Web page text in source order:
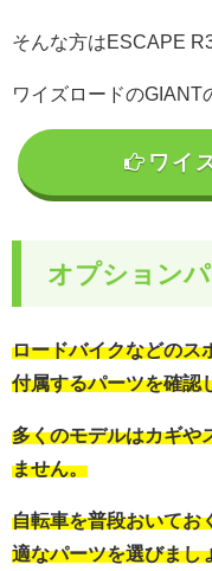
そんな方はESCAPE
ワイズロードのGIANT
ワイ
オプション
ロードバイクなどのス
付属するパーツを確認
多くのモデルはカギや
ません。
自転車を普段おいてお
適なパーツを選びまし